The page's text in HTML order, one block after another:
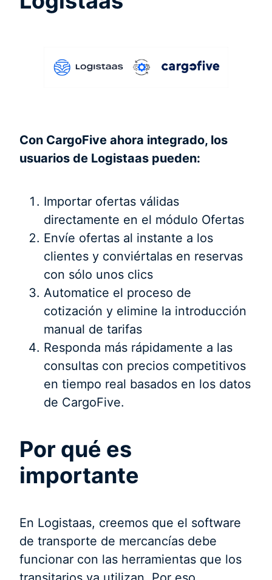
Con CargoFive ahora integrado, los
usuarios de Logistaas pueden:
Importar ofertas válidas
directamente en el módulo Ofertas
Envíe ofertas al instante a los
clientes y conviértalas en reservas
con sólo unos clics
Automatice el proceso de
cotización y elimine la introducción
manual de tarifas
Responda más rápidamente a las
consultas con precios competitivos
en tiempo real basados en los datos
de CargoFive.
Por qué es
importante
En Logistaas, creemos que el software
de transporte de mercancías debe
funcionar con las herramientas que los